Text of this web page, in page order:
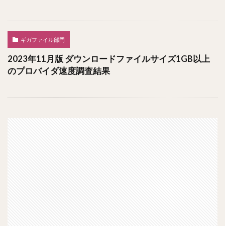
ギガファイル部門
2023年11月版 ダウンロードファイルサイズ1GB以上
のプロバイダ速度調査結果